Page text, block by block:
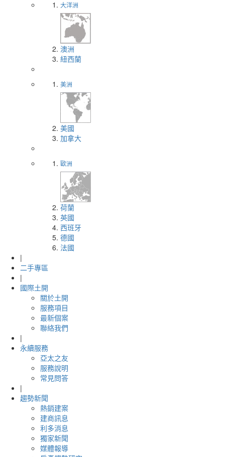
大洋洲
澳洲
紐西蘭
美洲
美國
加拿大
歐洲
荷蘭
英國
西班牙
德國
法國
|
二手專區
|
國際土開
關於土開
服務項目
最新個案
聯絡我們
|
永續服務
亞太之友
服務說明
常見問答
|
趨勢新聞
熱銷建案
建商訊息
利多消息
獨家新聞
媒體報導